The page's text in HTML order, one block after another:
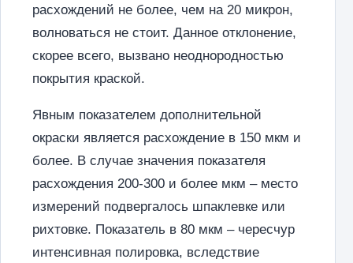
расхождений не более, чем на 20 микрон,
волноваться не стоит. Данное отклонение,
скорее всего, вызвано неоднородностью
покрытия краской.
Явным показателем дополнительной
окраски является расхождение в 150 мкм и
более. В случае значения показателя
расхождения 200-300 и более мкм – место
измерений подвергалось шпаклевке или
рихтовке. Показатель в 80 мкм – чересчур
интенсивная полировка, вследствие